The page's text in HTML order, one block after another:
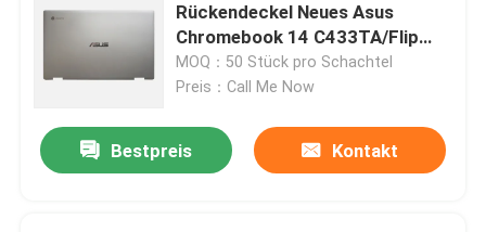
Rückendeckel Neues Asus
Chromebook 14 C433TA/Flip
C433 Silber
MOQ：50 Stück pro Schachtel
Preis：Call Me Now
Bestpreis Kontakt